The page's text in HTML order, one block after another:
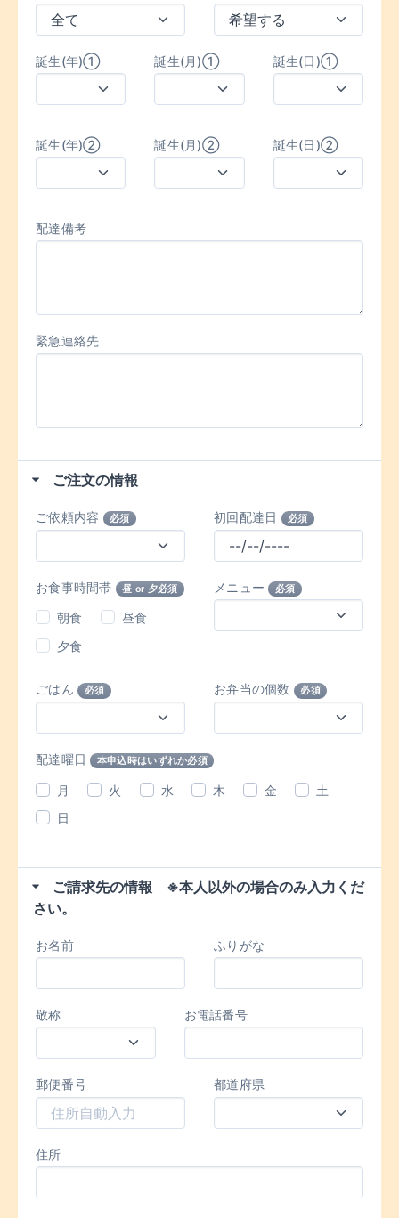
誕生(年)① 誕生(月)① 誕生(日)①
誕生(年)② 誕生(月)② 誕生(日)②
配達備考
緊急連絡先
ご注文の情報
ご依頼内容 必須 初回配達日 必須
お食事時間帯 昼 or 夕必須
朝食
昼食
夕食
メニュー 必須
ごはん 必須 お弁当の個数 必須
配達曜日 本申込時はいずれか必須
月 火 水 木 金
土
日
ご請求先の情報 ※本人以外の場合のみ入力くだ
さい。
お名前 ふりがな
敬称 お電話番号
郵便番号 都道府県
住所